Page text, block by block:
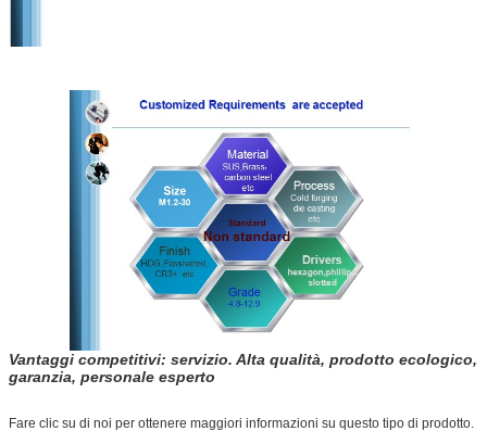
Vantaggi competitivi: servizio. Alta qualità, prodotto ecologico,
garanzia, personale esperto
Fare clic su di noi per ottenere maggiori informazioni su questo tipo di prodotto.